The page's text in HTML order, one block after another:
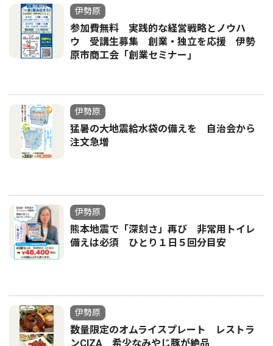
伊勢原
参加費無料 実践的な経営戦略とノウハ
ウ 受講生募集 創業・独立を応援 伊勢
原市商工会「創業セミナー｣
伊勢原
猛暑の大地震給水袋の備えを 自治会から
注文急増
伊勢原
熊本地震で「深刻さ」再び 非常用トイレ
備えは必須 ひとり１日５回分目安
伊勢原
数量限定のオムライスプレート レストラ
ンCIZA 希少なみやじ豚が絶品